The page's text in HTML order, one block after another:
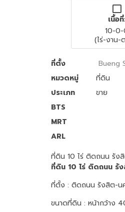
เนื้อ
10-
(ไร่-งาน-
ที่ตั้ง
Bueng
หมวดหมู่
ที่ดิน
ประเภท
ขาย
BTS
MRT
ARL
ที่ดิน 10 ไร่ ติดถนน รัง
ที่ดิน 10 ไร่ ติดถนน รั
ที่ตั้ง : ติดถนน รังสิต-น
ขนาดที่ดิน : หน้ากว้าง